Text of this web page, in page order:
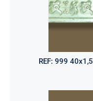
REF: 999 40x1,5